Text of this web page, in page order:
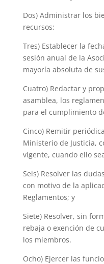
Dos) Administrar los
recursos;
Tres) Establecer la
sesión anual de la
mayoría absoluta de
Cuatro) Redactar y
asamblea, los
para el cumplimiento
Cinco) Remitir
Ministerio de Justicia,
vigente, cuando ello
Seis) Resolver las
con motivo de la
Reglamentos; y
Siete) Resolver, sin
rebaja o exención de
los miembros.
Ocho) Ejercer las